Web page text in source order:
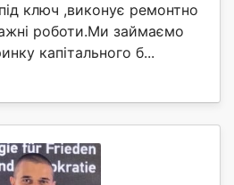
ключ ,виконує ремонтно
роботи.Ми займаємо
капітального б...